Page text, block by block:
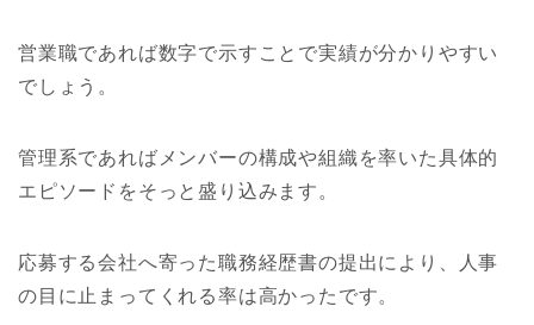
営業職であれば数字で示すことで実績が分かりやすい
でしょう。
管理系であればメンバーの構成や組織を率いた具体的
エピソードをそっと盛り込みます。
応募する会社へ寄った職務経歴書の提出により、人事
の目に止まってくれる率は高かったです。